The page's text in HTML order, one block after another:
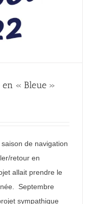
en « Bleue »
de navigation
retour en
allait prendre le
Septembre
sympathique